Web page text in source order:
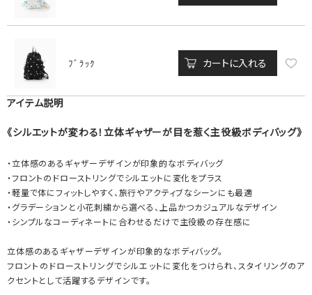
ﾌﾞﾗｯｸ カートに入れる
アイテム説明
《シルエットが変わる！立体ギャザーが目を惹く主役級ボディバッグ》
・立体感のあるギャザーデザインが印象的なボディバッグ
・フロントのドローストリングでシルエットに変化をプラス
・軽量で体にフィットしやすく、旅行やアクティブなシーンにも最適
・グラデーションと小花刺繍から選べる、上品かつカジュアルなデザイン
・シンプルなコーディネートに合わせるだけで主役級の存在感に
立体感のあるギャザーデザインが印象的なボディバッグ。
フロントのドローストリングでシルエットに変化をつけられ、スタイリングのア
クセントとして活躍するデザインです。